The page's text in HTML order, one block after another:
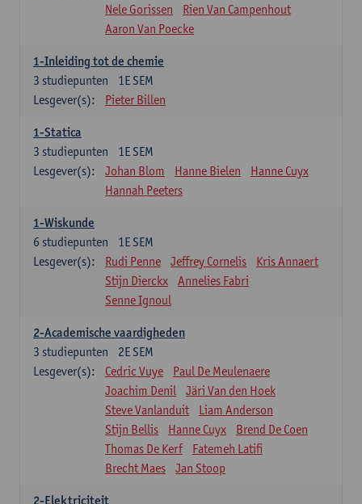
Nele Gorissen
Rien Van Campenhout
Aaron Van Poecke
1-Inleiding tot de chemie
1E SEM
3 studiepunten
Lesgever(s):
Pieter Billen
1-Statica
1E SEM
3 studiepunten
Lesgever(s):
Johan Blom Hanne Bielen
Hanne Cuyx
Hannah Peeters
1-Wiskunde
1E SEM
6 studiepunten
Lesgever(s):
Rudi Penne Jeffrey Cornelis
Kris Annaert
Stijn Dierckx
Annelies Fabri
Senne Ignoul
2-Academische vaardigheden
2E SEM
3 studiepunten
Lesgever(s):
Cedric Vuye
Paul De Meulenaere
Joachim Denil
Järi Van den Hoek
Steve Vanlanduit
Liam Anderson
Stijn Bellis
Hanne Cuyx
Brend De Coen
Thomas De Kerf
Fatemeh Latifi
Brecht Maes
Jan Stoop
2-Elektriciteit